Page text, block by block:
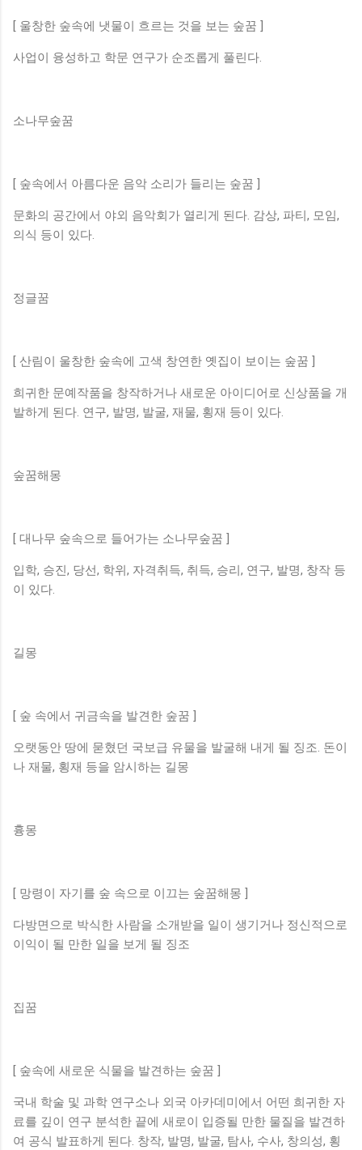
[ 울창한 숲속에 냇물이 흐르는 것을 보는 숲꿈 ]
사업이 융성하고 학문 연구가 순조롭게 풀린다.
소나무숲꿈
[ 숲속에서 아름다운 음악 소리가 들리는 숲꿈 ]
문화의 공간에서 야외 음악회가 열리게 된다. 감상, 파티, 모임,
의식 등이 있다.
정글꿈
[ 산림이 울창한 숲속에 고색 창연한 옛집이 보이는 숲꿈 ]
희귀한 문예작품을 창작하거나 새로운 아이디어로 신상품을 개
발하게 된다. 연구, 발명, 발굴, 재물, 횡재 등이 있다.
숲꿈해몽
[ 대나무 숲속으로 들어가는 소나무숲꿈 ]
입학, 승진, 당선, 학위, 자격취득, 취득, 승리, 연구, 발명, 창작 등
이 있다.
길몽
[ 숲 속에서 귀금속을 발견한 숲꿈 ]
오랫동안 땅에 묻혔던 국보급 유물을 발굴해 내게 될 징조. 돈이
나 재물, 횡재 등을 암시하는 길몽
흉몽
[ 망령이 자기를 숲 속으로 이끄는 숲꿈해몽 ]
다방면으로 박식한 사람을 소개받을 일이 생기거나 정신적으로
이익이 될 만한 일을 보게 될 징조
집꿈
[ 숲속에 새로운 식물을 발견하는 숲꿈 ]
국내 학술 및 과학 연구소나 외국 아카데미에서 어떤 희귀한 자
료를 깊이 연구 분석한 끝에 새로이 입증될 만한 물질을 발견하
여 공식 발표하게 된다. 창작, 발명, 발굴, 탐사, 수사, 창의성, 횡